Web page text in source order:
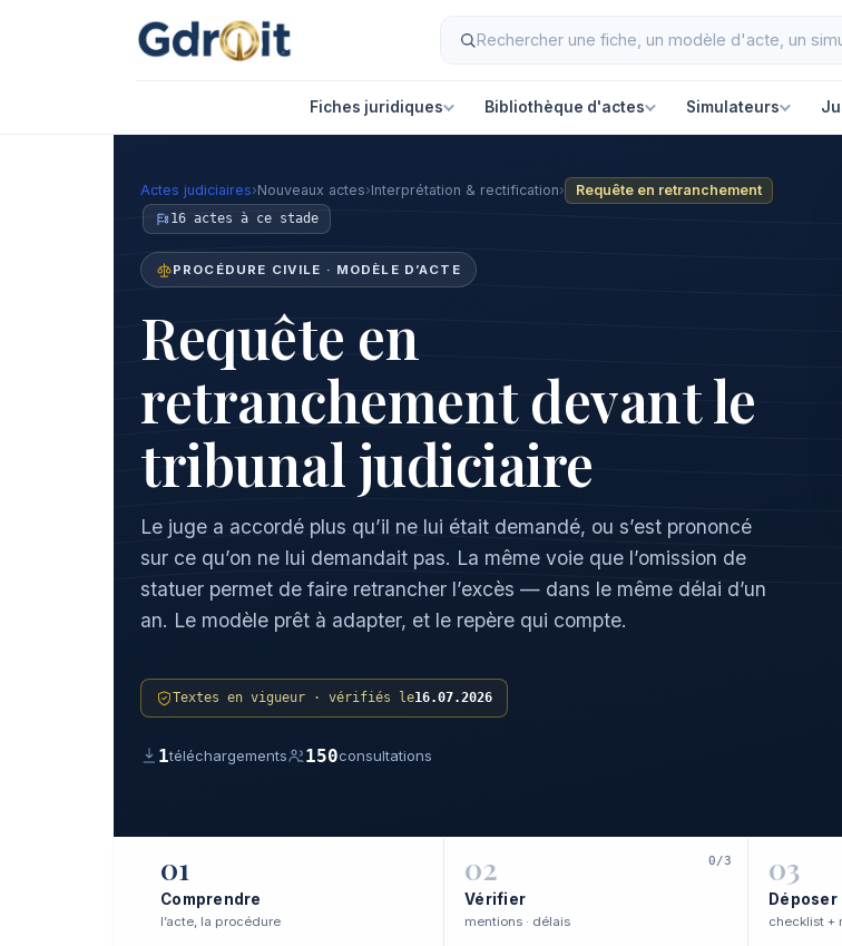
Fiches juridiques Bibliothèque d'actes Simulateurs
Actes judiciaires›Nouveaux actes›Interprétation & rectification› Requête en retranchement
16 actes à ce stade
PROCÉDURE CIVILE · MODÈLE D’ACTE
Requête en
retranchement devant le
tribunal judiciaire
Le juge a accordé plus qu’il ne lui était demandé, ou s’est prononcé
sur ce qu’on ne lui demandait pas. La même voie que l’omission de
statuer permet de faire retrancher l’excès — dans le même délai d’un
an. Le modèle prêt à adapter, et le repère qui compte.
Textes en vigueur · vérifiés le16.07.2026
1téléchargements 150consultations
01
Comprendre
l’acte, la procédure
02
Vérifier
mentions · délais
0/3 03
Déposer
checklist +